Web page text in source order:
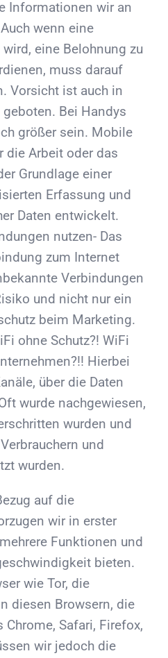
Informationen wir an
wenn eine
eine Belohnung zu
muss darauf
Vorsicht ist auch in
Bei Handys
größer sein. Mobile
die Arbeit oder das
Grundlage einer
Erfassung und
Daten entwickelt.
nutzen- Das
zum Internet
Verbindungen
und nicht nur ein
beim Marketing.
ohne Schutz?! WiFi
Hierbei
über die Daten
wurde nachgewiesen,
wurden und
und
wurden.
auf die
wir in erster
Funktionen und
bieten.
wie Tor, die
diesen Browsern, die
Safari, Firefox,
wir jedoch die